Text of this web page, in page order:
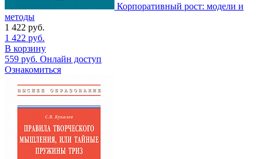
Корпоративный рост: модели и
методы
1 422 руб.
1 422 руб.
В корзину
559 руб. Онлайн доступ
Ознакомиться